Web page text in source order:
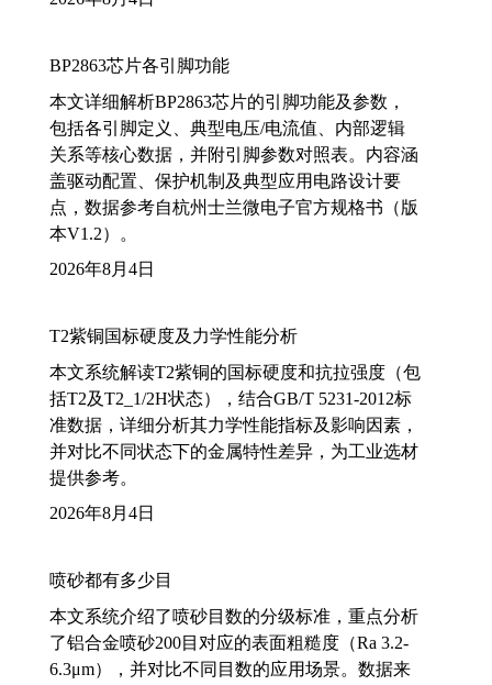
BP2863芯片各引脚功能
本文详细解析BP2863芯片的引脚功能及参数，
包括各引脚定义、典型电压/电流值、内部逻辑
关系等核心数据，并附引脚参数对照表。内容涵
盖驱动配置、保护机制及典型应用电路设计要
点，数据参考自杭州士兰微电子官方规格书（版
本V1.2）。
2026年8月4日
T2紫铜国标硬度及力学性能分析
本文系统解读T2紫铜的国标硬度和抗拉强度（包
括T2及T2_1/2H状态），结合GB/T 5231-2012标
准数据，详细分析其力学性能指标及影响因素，
并对比不同状态下的金属特性差异，为工业选材
提供参考。
2026年8月4日
喷砂都有多少目
本文系统介绍了喷砂目数的分级标准，重点分析
了铝合金喷砂200目对应的表面粗糙度（Ra 3.2-
6.3μm），并对比不同目数的应用场景。数据来